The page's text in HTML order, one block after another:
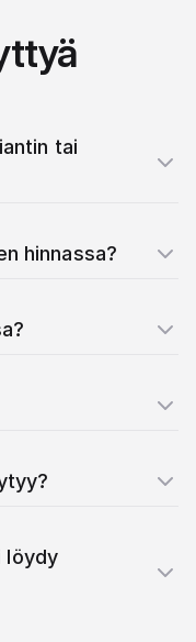
tai
hinnassa?
löydy